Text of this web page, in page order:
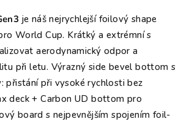
je náš nejrychlejší foilový shape
World Cup. Krátký a extrémní s
aerodynamický odpor a
při letu. Výrazný side bevel bottom s
přistání při vysoké rychlosti bez
deck + Carbon UD bottom pro
board s nejpevnějším spojením foil-